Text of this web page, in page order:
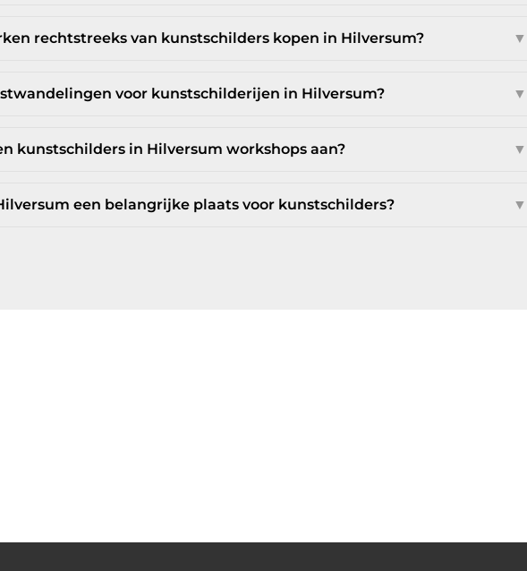
rechtstreeks van kunstschilders kopen in Hilversum? ▼
voor kunstschilderijen in Hilversum? ▼
kunstschilders in Hilversum workshops aan? ▼
een belangrijke plaats voor kunstschilders? ▼